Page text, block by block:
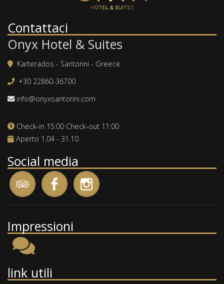
Contattaci
Onyx Hotel & Suites
Karterados - Santorini - Greece
+30 22860-36700
info@onyxsantorini.com
Check-in 15:00 Check-out 11:00
Aperto 1.04 - 31.10
Social media
Impressioni
link utili